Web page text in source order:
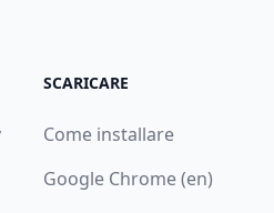
SCARICARE
Come installare
Google Chrome (en)